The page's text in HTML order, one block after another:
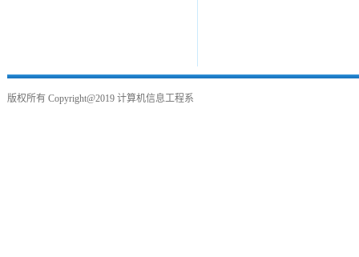
版权所有 Copyright@2019 计算机信息工程系